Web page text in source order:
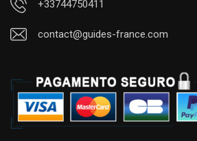
+33744750411
contact@guides-france.com